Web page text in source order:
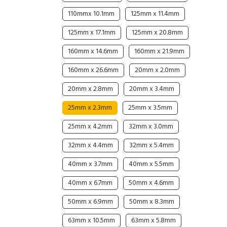
Cable Operated Switch
Signalling Columns
Safety Sensors
Pressure Switch
Ultrasonic & Rotary Encoder
Inductive Sensors
Photoelectric
110mmx 10.1mm
125mm x 11.4mm
125mm x 17.1mm
125mm x 20.8mm
160mm x 14.6mm
160mm x 21.9mm
160mm x 26.6mm
20mm x 2.0mm
20mm x 2.8mm
20mm x 3.4mm
25mm x 2.3mm
25mm x 3.5mm
25mm x 4.2mm
32mm x 3.0mm
32mm x 4.4mm
32mm x 5.4mm
40mm x 3.7mm
40mm x 5.5mm
40mm x 6.7mm
50mm x 4.6mm
50mm x 6.9mm
50mm x 8.3mm
63mm x 10.5mm
63mm x 5.8mm